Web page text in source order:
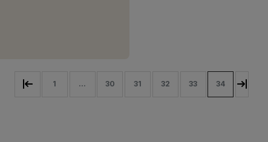
1 ... 30 31 32 33 34